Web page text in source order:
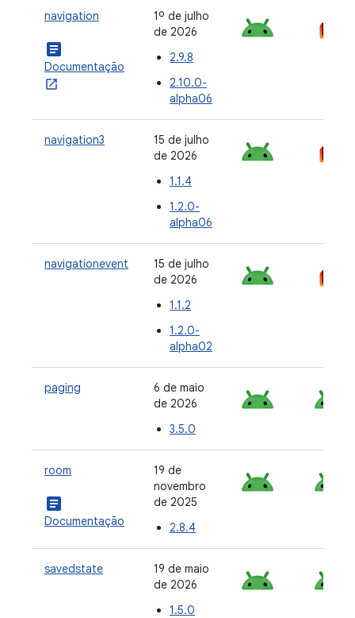
navigation
article
Documentação
1º de julho
de 2026
2.9.8
2.10.0-
alpha06
navigation3
15 de julho
de 2026
1.1.4
1.2.0-
alpha06
navigationevent
15 de julho
de 2026
1.1.2
1.2.0-
alpha02
paging
6 de maio
de 2026
3.5.0
room
article
Documentação
19 de
novembro
de 2025
2.8.4
savedstate
19 de maio
de 2026
1.5.0